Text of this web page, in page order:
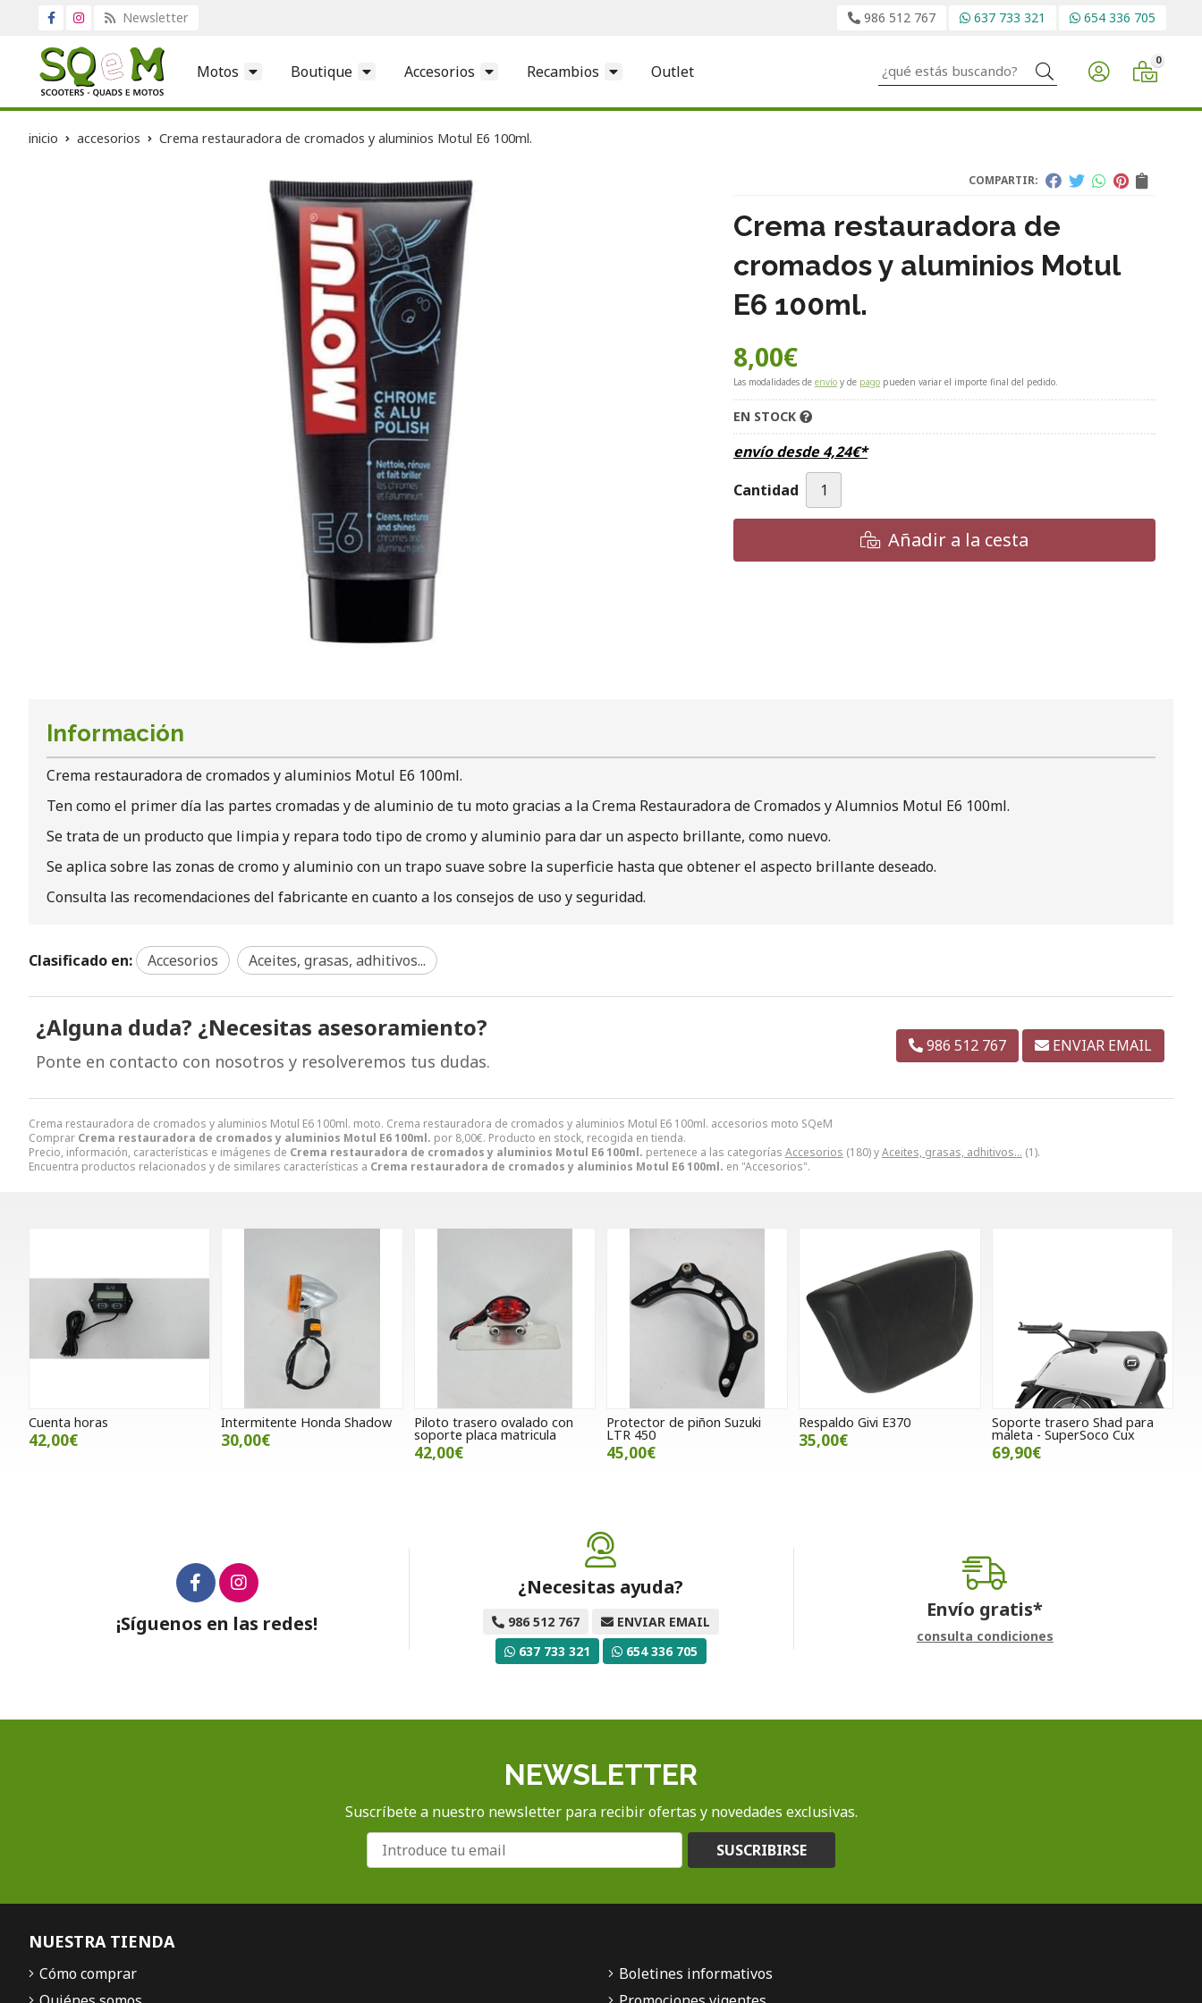
Newsletter 986 512 767 637 733 321 654 336 705
Motos Boutique Accesorios Recambios Outlet Buscar 0
inicio accesorios Crema restauradora de cromados y aluminios Motul E6 100ml.
COMPARTIR:
Crema restauradora de
cromados y aluminios Motul
E6 100ml.
8,00€
Las modalidades de envío y de pago pueden variar el importe final del pedido.
EN STOCK
envío desde4,24€*
Cantidad
Añadir a la cesta
Crema restauradora de cromados y aluminios Motul E6 100ml. moto. Crema restauradora de cromados y aluminios Motul E6 100ml. accesorios moto SQeM
Comprar Crema restauradora de cromados y aluminios Motul E6 100ml. por 8,00€. Producto en stock, recogida en tienda.
Precio, información, características e imágenes de Crema restauradora de cromados y aluminios Motul E6 100ml. pertenece a las categorías Accesorios (180) yAceites, grasas, adhitivos... (1).
Encuentra productos relacionados y de similares características a Crema restauradora de cromados y aluminios Motul E6 100ml. en "Accesorios".
Información
Crema restauradora de cromados y aluminios Motul E6 100ml.
Ten como el primer día las partes cromadas y de aluminio de tu moto gracias a la Crema Restauradora de Cromados y Alumnios Motul E6 100ml.
Se trata de un producto que limpia y repara todo tipo de cromo y aluminio para dar un aspecto brillante, como nuevo.
Se aplica sobre las zonas de cromo y aluminio con un trapo suave sobre la superficie hasta que obtener el aspecto brillante deseado.
Consulta las recomendaciones del fabricante en cuanto a los consejos de uso y seguridad.
Clasificado en: Accesorios Aceites, grasas, adhitivos...
¿Alguna duda? ¿Necesitas asesoramiento?
Ponte en contacto con nosotros y resolveremos tus dudas.
986 512 767 ENVIAR EMAIL
Cuenta horas
42,00€
Intermitente Honda Shadow
30,00€
Piloto trasero ovalado con
soporte placa matricula
42,00€
Protector de piñon Suzuki
LTR 450
45,00€
Respaldo Givi E370
35,00€
Soporte trasero Shad para
maleta - SuperSoco Cux
69,90€
¡Síguenos en las redes!
¿Necesitas ayuda?
986 512 767
ENVIAR EMAIL
637 733 321
654 336 705
Envío gratis*
consulta condiciones
NEWSLETTER
Suscríbete a nuestro newsletter para recibir ofertas y novedades exclusivas.
SUSCRIBIRSE
NUESTRA TIENDA
Cómo comprar
Boletines informativos